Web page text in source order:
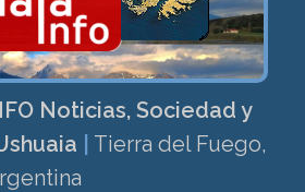
Noticias, Sociedad y
Tierra del Fuego,